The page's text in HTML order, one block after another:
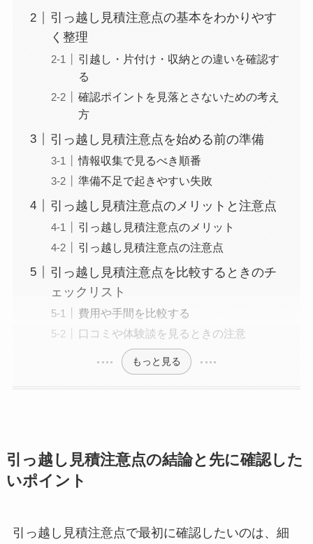
引っ越し見積注意点の基本をわかりやす
く整理
引越し・片付け・収納との違いを確認す
る
確認ポイントを見落とさないための考え
方
引っ越し見積注意点を始める前の準備
情報収集で見るべき順番
準備不足で起きやすい失敗
引っ越し見積注意点のメリットと注意点
引っ越し見積注意点のメリット
引っ越し見積注意点の注意点
引っ越し見積注意点を比較するときのチ
ェックリスト
費用や手間を比較する
口コミや体験談を見るときの注意
もっと見る
引っ越し見積注意点の結論と先に確認した
いポイント
引っ越し見積注意点で最初に確認したいのは、細